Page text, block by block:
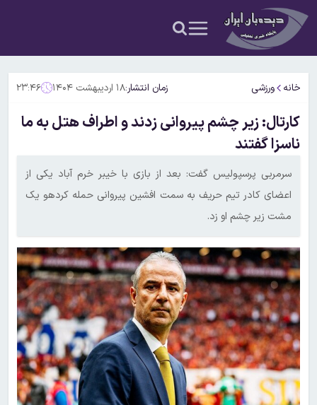
خانه ورزشی زمان انتشار:۱۸ اردیبهشت ۱۴۰۴ ۲۳:۴۶
کارتال: زیر چشم پیروانی زدند و اطراف هتل به ما
ناسزا گفتند
سرمربی پرسپولیس گفت: بعد از بازی با خیبر خرم آباد یکی از
اعضای کادر تیم حریف به سمت افشین پیروانی حمله کردهو یک
مشت زیر چشم او زد.